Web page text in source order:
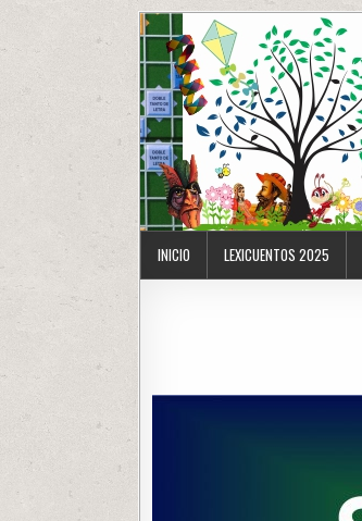
INICIO LEXICUENTOS 2025